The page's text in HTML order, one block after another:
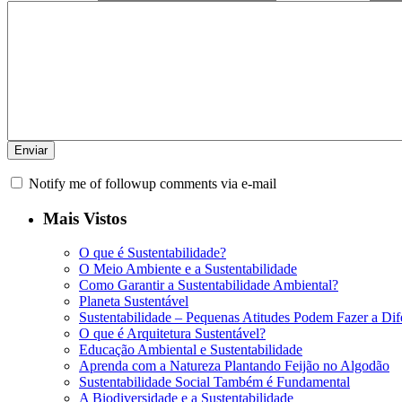
Notify me of followup comments via e-mail
Mais Vistos
O que é Sustentabilidade?
O Meio Ambiente e a Sustentabilidade
Como Garantir a Sustentabilidade Ambiental?
Planeta Sustentável
Sustentabilidade – Pequenas Atitudes Podem Fazer a
O que é Arquitetura Sustentável?
Educação Ambiental e Sustentabilidade
Aprenda com a Natureza Plantando Feijão no Algodão
Sustentabilidade Social Também é Fundamental
A Biodiversidade e a Sustentabilidade